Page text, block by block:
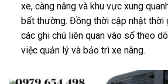
xe, càng nâng và khu vực xung
bất thường. Đồng thời cập nhật thời
các ghi chú liên quan vào sổ theo
việc quản lý và bảo trì xe nâng.